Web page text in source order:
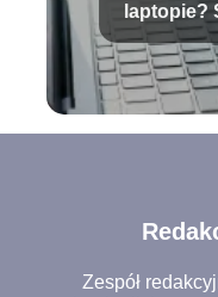
laptopie?
Zespół